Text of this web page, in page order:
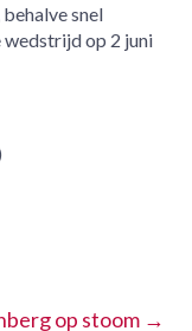
snel
op 2 juni
op stoom →